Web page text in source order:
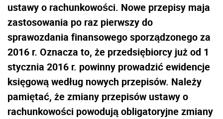
ustawy o rachunkowości. Nowe przepisy maja
zastosowania po raz pierwszy do
sprawozdania finansowego sporządzonego za
2016 r. Oznacza to, że przedsiębiorcy już od 1
stycznia 2016 r. powinny prowadzić ewidencje
księgową według nowych przepisów. Należy
pamiętać, że zmiany przepisów ustawy o
rachunkowości powodują obligatoryjne zmiany